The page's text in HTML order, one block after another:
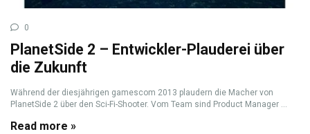
0
PlanetSide 2 – Entwickler-Plauderei über
die Zukunft
Während der diesjährigen gamescom 2013 plaudern die Macher von
PlanetSide 2 über den Sci-Fi-Shooter. Vom Team sind Product Manager ...
Read more »